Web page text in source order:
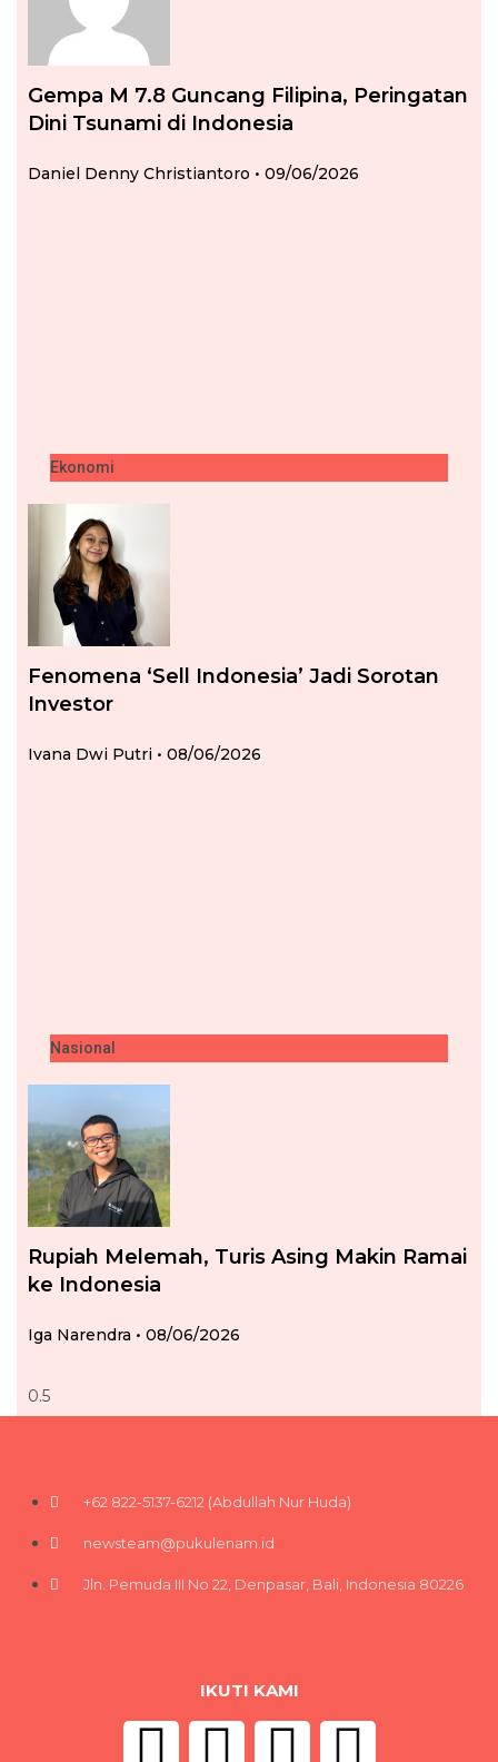
Gempa M 7.8 Guncang Filipina, Peringatan
Dini Tsunami di Indonesia
Daniel Denny Christiantoro 09/06/2026
Ekonomi
Fenomena ‘Sell Indonesia’ Jadi Sorotan
Investor
Ivana Dwi Putri 08/06/2026
Nasional
Rupiah Melemah, Turis Asing Makin Ramai
ke Indonesia
Iga Narendra 08/06/2026
+62 822-5137-6212 (Abdullah Nur Huda)
newsteam@pukulenam.id
Jln. Pemuda III No 22, Denpasar, Bali, Indonesia 80226
IKUTI KAMI